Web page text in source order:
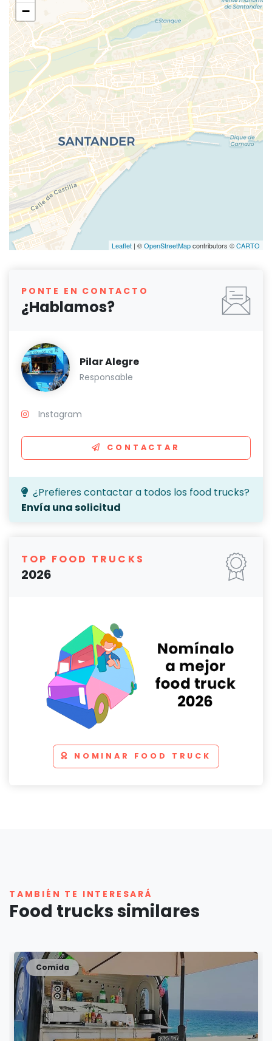
−
Leaflet | ©OpenStreetMapcontributors ©CARTO
PONTE EN CONTACTO
¿Hablamos?
Pilar Alegre
Responsable
Instagram
CONTACTAR
¿Prefieres contactar a todos los food trucks?
Envía una solicitud
TOP FOOD TRUCKS
2026
NOMINAR FOOD TRUCK
TAMBIÉN TE INTERESARÁ
Food trucks similares
Comida